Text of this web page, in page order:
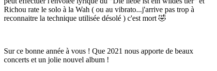
Richou rate le solo à la Wah ( ou au vibrato...j'arrive pas trop à
reconnaitre la technique utilisée désolé ) c'est mort 🤣
Sur ce bonne année à vous ! Que 2021 nous apporte de beaux
concerts et un jolie nouvel album !